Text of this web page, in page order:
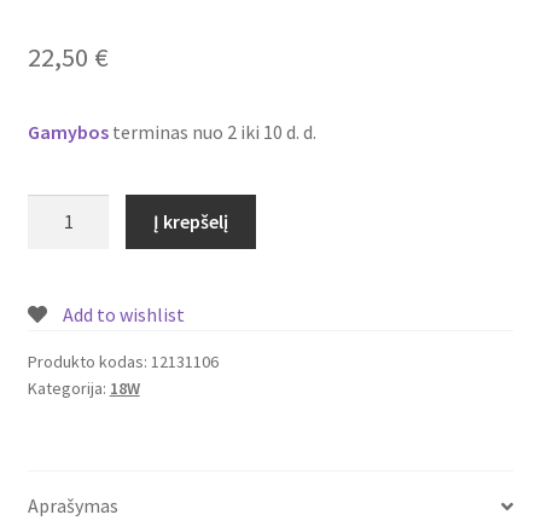
Plastiko rūšys
22,50 €
Gamybosterminas nuo 2 iki 10 d. d.
LED
šviestuvas/panelė
su
12131106
Į krepšelį
Add to wishlist
Produkto kodas: 12131106
Kategorija: 18W
Aprašymas